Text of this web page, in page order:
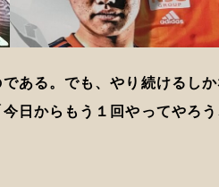
ある。でも、やり続けるし
日からもう１回やってやろ